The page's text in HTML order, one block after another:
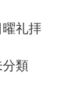
曜礼拝
分類